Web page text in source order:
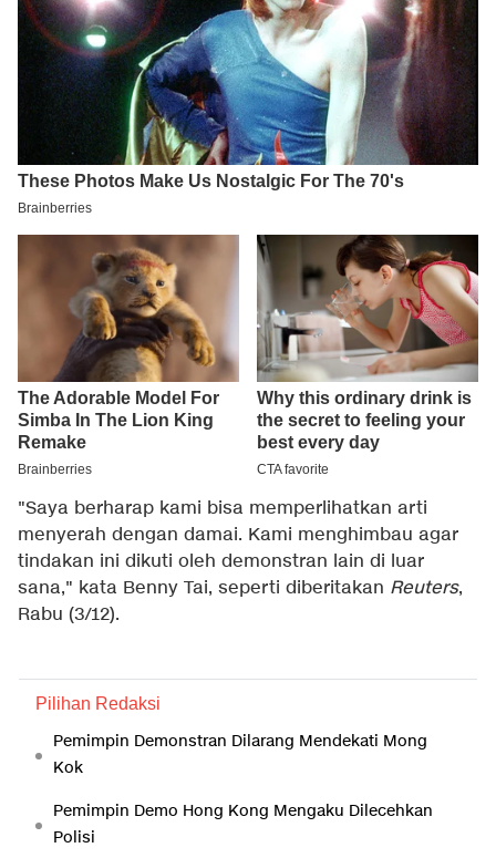
"Saya berharap kami bisa memperlihatkan arti
menyerah dengan damai. Kami menghimbau agar
tindakan ini dikuti oleh demonstran lain di luar
sana," kata Benny Tai, seperti diberitakan Reuters,
Rabu (3/12).
Pilihan Redaksi
Pemimpin Demonstran Dilarang Mendekati Mong
Kok
Pemimpin Demo Hong Kong Mengaku Dilecehkan
Polisi